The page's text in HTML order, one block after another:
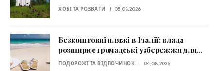
заборони
ХОБІ ТА РОЗВАГИ 05.08.2026
Безкоштовні пляжі в Італії: влада
розширює громадські узбережжя для
туристів
ПОДОРОЖІ ТА ВІДПОЧИНОК 04.08.2026